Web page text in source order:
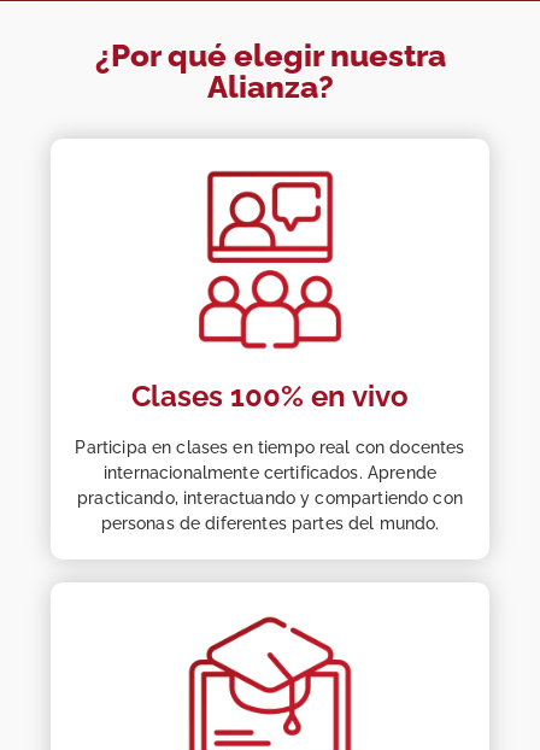
¿Por qué elegir nuestra
Alianza?
Clases 100% en vivo
Participa en clases en tiempo real con docentes
internacionalmente certificados. Aprende
practicando, interactuando y compartiendo con
personas de diferentes partes del mundo.